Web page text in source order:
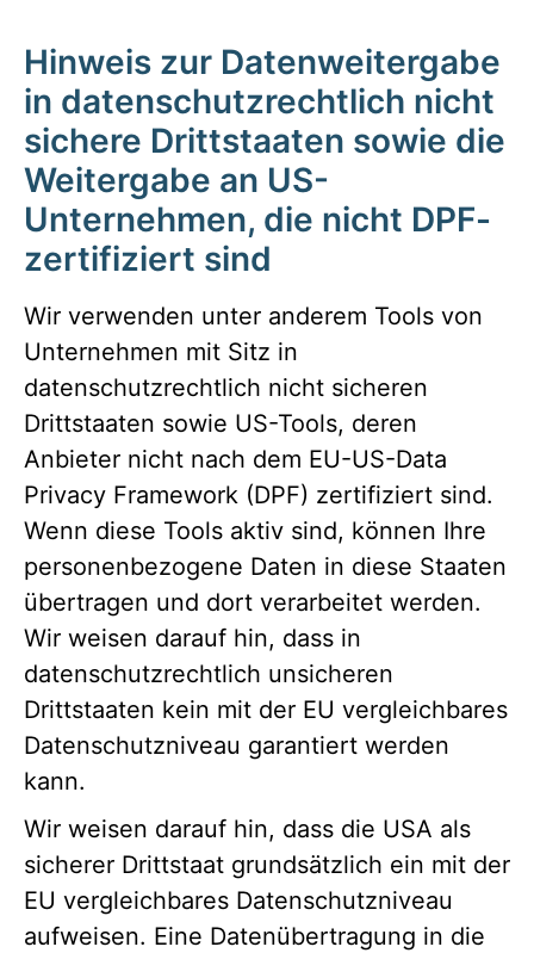
Hinweis zur Datenweitergabe
in datenschutzrechtlich nicht
sichere Drittstaaten sowie die
Weitergabe an US-
Unternehmen, die nicht DPF-
zertifiziert sind
Wir verwenden unter anderem Tools von
Unternehmen mit Sitz in
datenschutzrechtlich nicht sicheren
Drittstaaten sowie US-Tools, deren
Anbieter nicht nach dem EU-US-Data
Privacy Framework (DPF) zertifiziert sind.
Wenn diese Tools aktiv sind, können Ihre
personenbezogene Daten in diese Staaten
übertragen und dort verarbeitet werden.
Wir weisen darauf hin, dass in
datenschutzrechtlich unsicheren
Drittstaaten kein mit der EU vergleichbares
Datenschutzniveau garantiert werden
kann.
Wir weisen darauf hin, dass die USA als
sicherer Drittstaat grundsätzlich ein mit der
EU vergleichbares Datenschutzniveau
aufweisen. Eine Datenübertragung in die